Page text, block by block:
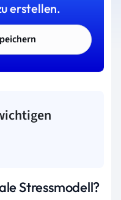
erstellen.
Stressmodell?